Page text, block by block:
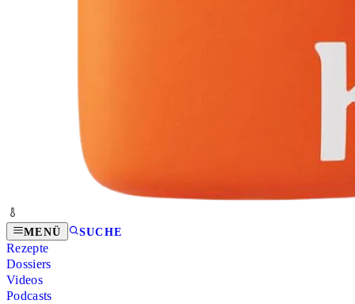
MENÜ SUCHE
Rezepte
Dossiers
Videos
Podcasts